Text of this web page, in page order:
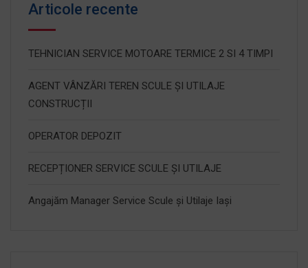
Articole recente
TEHNICIAN SERVICE MOTOARE TERMICE 2 SI 4 TIMPI
AGENT VÂNZĂRI TEREN SCULE ȘI UTILAJE
CONSTRUCȚII
OPERATOR DEPOZIT
RECEPȚIONER SERVICE SCULE ȘI UTILAJE
Angajăm Manager Service Scule și Utilaje Iași